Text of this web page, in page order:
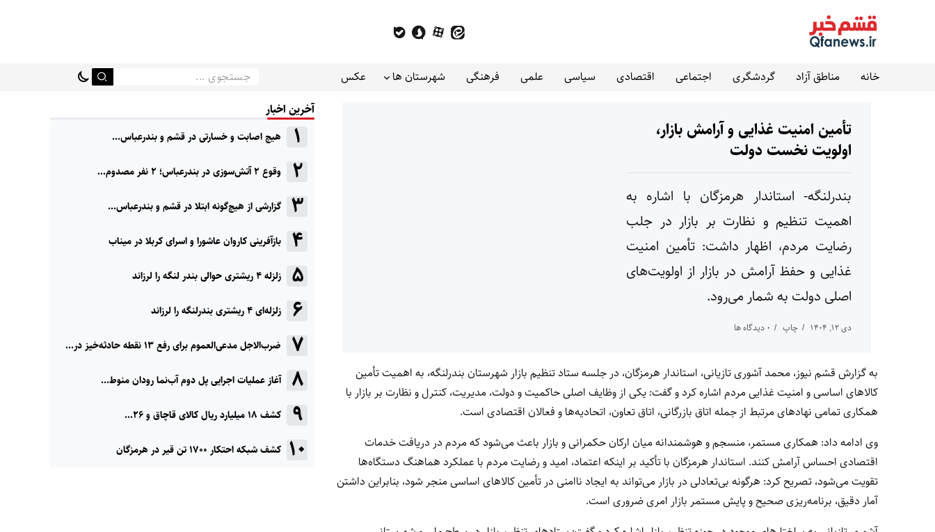
خانه مناطق آزاد گردشگری اجتماعی اقتصادی سیاسی علمی فرهنگی شهرستان ها عکس
تأمین امنیت غذایی و آرامش بازار،
اولویت نخست دولت
بندرلنگه- استاندار هرمزگان با اشاره به
اهمیت تنظیم و نظارت بر بازار در جلب
رضایت مردم، اظهار داشت: تأمین امنیت
غذایی و حفظ آرامش در بازار از اولویت‌های
اصلی دولت به شمار می‌رود.
دی ۱۲, ۱۴۰۴ چاپ 0 دیدگاه ها
به گزارش قشم نیوز، محمد آشوری تازیانی، استاندار هرمزگان، در جلسه ستاد تنظیم بازار شهرستان بندرلنگه، به اهمیت تأمین
کالاهای اساسی و امنیت غذایی مردم اشاره کرد و گفت: یکی از وظایف اصلی حاکمیت و دولت، مدیریت، کنترل و نظارت بر بازار با
همکاری تمامی نهادهای مرتبط از جمله اتاق بازرگانی، اتاق تعاون، اتحادیه‌ها و فعالان اقتصادی است.
وی ادامه داد: همکاری مستمر، منسجم و هوشمندانه میان ارکان حکمرانی و بازار باعث می‌شود که مردم در دریافت خدمات
اقتصادی احساس آرامش کنند. استاندار هرمزگان با تأکید بر اینکه اعتماد، امید و رضایت مردم با عملکرد هماهنگ دستگاه‌ها
تقویت می‌شود، تصریح کرد: هرگونه بی‌تعادلی در بازار می‌تواند به ایجاد ناامنی در تأمین کالاهای اساسی منجر شود، بنابراین داشتن
آمار دقیق، برنامه‌ریزی صحیح و پایش مستمر بازار امری ضروری است.
آخرین اخبار
هیچ اصابت و خسارتی در قشم و بندرعباس...
وقوع ۲ آتش‌سوزی در بندرعباس؛ ۲ نفر مصدوم...
گزارشی از هیچ‌گونه ابتلا در قشم و بندرعباس...
بازآفرینی کاروان عاشورا و اسرای کربلا در میناب
زلزله ۴ ریشتری حوالی بندر لنگه را لرزاند
زلزله‌ای ۴ ریشتری بندرلنگه را لرزاند
ضرب‌الاجل مدعی‌العموم برای رفع ۱۳ نقطه حادثه‌خیز در...
آغاز عملیات اجرایی پل دوم آب‌نما رودان منوط...
کشف ۱۸ میلیارد ریال کالای قاچاق و ۲۶...
کشف شبکه احتکار ۱۷۰۰ تن قیر در هرمزگان